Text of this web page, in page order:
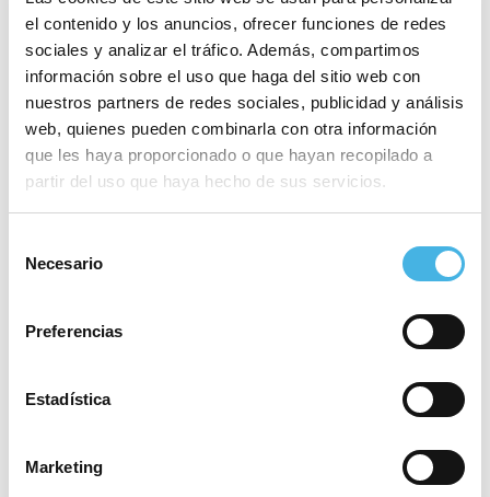
el contenido y los anuncios, ofrecer funciones de redes
sociales y analizar el tráfico. Además, compartimos
información sobre el uso que haga del sitio web con
nuestros partners de redes sociales, publicidad y análisis
web, quienes pueden combinarla con otra información
que les haya proporcionado o que hayan recopilado a
partir del uso que haya hecho de sus servicios.
Necesario
Preferencias
Estadística
Marketing
El Valencia Club de
Hockey asciende a la
máxima catogoría
29 mayo 2026
El Valencia Club de
Hockey, a brindar el tercer
ascenso de la temporada
28 mayo 2026
obra el ascenso a Asobal